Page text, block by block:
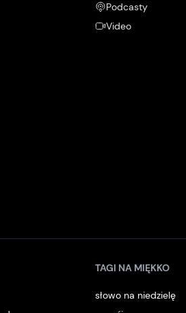
Podcasty
Video
TAGI NA MIĘKKO
słowo na niedzielę